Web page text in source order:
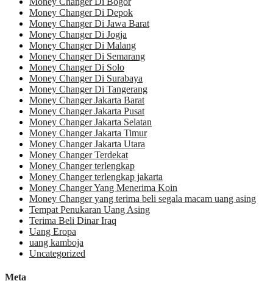
Money Changer Di Depok
Money Changer Di Jawa Barat
Money Changer Di Jogja
Money Changer Di Malang
Money Changer Di Semarang
Money Changer Di Solo
Money Changer Di Surabaya
Money Changer Di Tangerang
Money Changer Jakarta Barat
Money Changer Jakarta Pusat
Money Changer Jakarta Selatan
Money Changer Jakarta Timur
Money Changer Jakarta Utara
Money Changer Terdekat
Money Changer terlengkap
Money Changer terlengkap jakarta
Money Changer Yang Menerima Koin
Money Changer yang terima beli segala macam uang asing
Tempat Penukaran Uang Asing
Terima Beli Dinar Iraq
Uang Eropa
uang kamboja
Uncategorized
Meta